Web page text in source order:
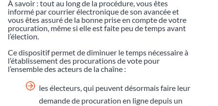
À savoir : tout au long de la procédure, vous êtes
informé par courrier électronique de son avancée et
vous êtes assuré de la bonne prise en compte de votre
procuration, même si elle est faite peu de temps avant
l’élection.
Ce dispositif permet de diminuer le temps nécessaire à
l’établissement des procurations de vote pour
l’ensemble des acteurs de la chaîne :
les électeurs, qui peuvent désormais faire leur
demande de procuration en ligne depuis un